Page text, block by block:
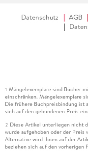
Datenschutz AGB
1 Mängelexemplare sind Bücher
einschränken. Mängelexemplare
Die frühere Buchpreisbindung ist
sich auf den gebundenen Preis
2 Diese Artikel unterliegen nicht
wurde aufgehoben oder der Preis
Alternative wird Ihnen auf der
beziehen sich auf den vorherigen